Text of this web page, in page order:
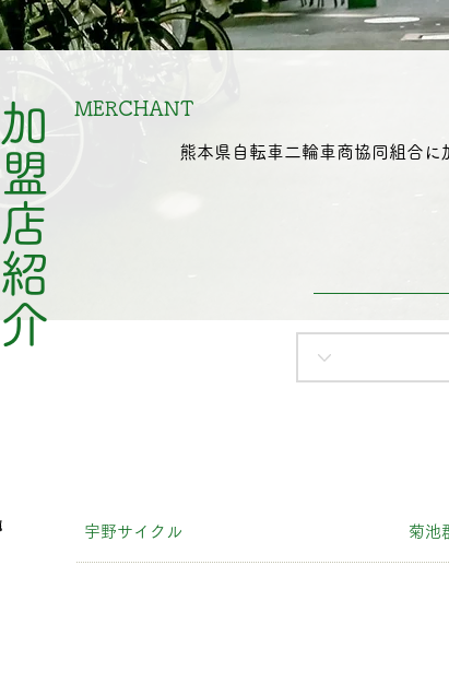
加盟店紹介 MERCHANT
熊本県自転車二輪車商協同組合
宇野サイクル 菊池